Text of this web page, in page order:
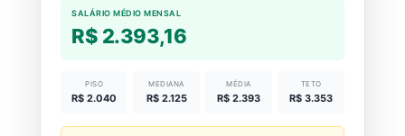
SALÁRIO MÉDIO MENSAL
R$ 2.393,16
PISO
R$ 2.040
MEDIANA
R$ 2.125
MÉDIA
R$ 2.393
TETO
R$ 3.353